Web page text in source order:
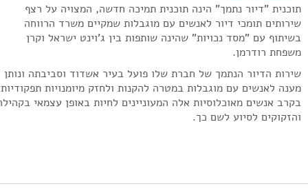
תוכנית "דיור נתמך" הינה תוכנית תמיכה חדשה, המצויה על רצף
שירותים תומכי דיור לאנשים עם מוגבלות שמקיים משרד הרווחה
בשיתוף עם "מסד נכויות" שהינה שותפות בין ג'וינט ישראל וקרן
משפחת רודרמן.
שירות הדיור הנתמך של חברת שלו פועל בעיר אשדוד וסביבתה ונותן
מענה לאנשים עם מוגבלות במטרה להקנות ולחזק מיומנויות תפקודיות
בקרב אנשים מאוכלוסיות אלה המעוניינים לחיות באופן עצמאי בקהילה
והזקוקים לסיוע לשם כך.